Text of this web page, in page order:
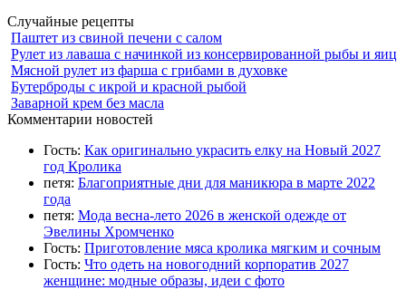
Случайные рецепты
Паштет из свиной печени с салом
Рулет из лаваша с начинкой из консервированной рыбы и яиц
Мясной рулет из фарша с грибами в духовке
Бутерброды с икрой и красной рыбой
Заварной крем без масла
Комментарии новостей
Гость: Как оригинально украсить елку на Новый 2027
год Кролика
петя: Благоприятные дни для маникюра в марте 2022
года
петя: Мода весна-лето 2026 в женской одежде от
Эвелины Хромченко
Гость: Приготовление мяса кролика мягким и сочным
Гость: Что одеть на новогодний корпоратив 2027
женщине: модные образы, идеи с фото